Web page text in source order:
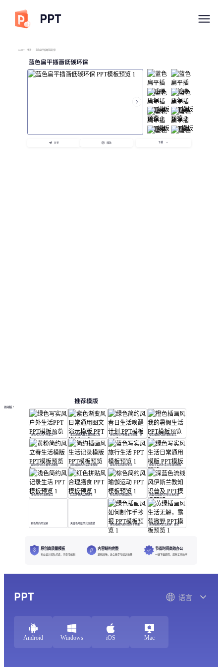
PPT
imyPPT / 生活 / 蓝色扁平插画低碳环保
蓝色扁平插画低碳环保
分享 播放 下载
推荐模版
更多模板
绿色写实风户外生活PPT 紫色渐变风日常通用图文演示模版 绿色简约风春日生活唤醒计划 橙色插画风我的暑假生活
黄粉简约风立春生活模版 简约插画风生活记录模版 蓝色写实风旅行生活 绿色写实风生活日常通用模版
浅色简约风记录生活 红色拼贴风合理膳食 棕色简约风瑜伽运动 深蓝色流线风伊斯兰教知识普及
紫色简约风记录 天青色笔绘风北国旅游 绿色插画风如何制作手抄报 黄绿插画风生活无解，露营撒野
原创高质量模板
专业设计团队打造，内容可编辑
内容结构完整
逻辑清晰，适合教学与培训场景
节省时间高效办公
一键下载即用，提升工作效率
PPT 语言
Android Windows iOS Mac